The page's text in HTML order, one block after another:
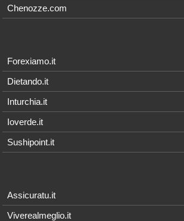
Chenozze.com
Forexiamo.it
Dietando.it
Inturchia.it
Ioverde.it
Sushipoint.it
Assicuratu.it
Viverealmeglio.it